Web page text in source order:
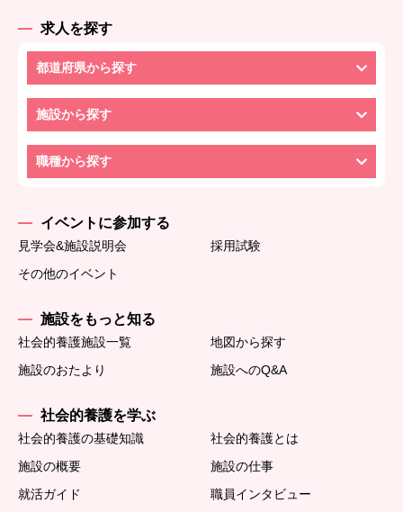
求人を探す
都道府県から探す
施設から探す
職種から探す
イベントに参加する
見学会&施設説明会
採用試験
その他のイベント
施設をもっと知る
社会的養護施設一覧
地図から探す
施設のおたより
施設へのQ&A
社会的養護を学ぶ
社会的養護の基礎知識
社会的養護とは
施設の概要
施設の仕事
就活ガイド
職員インタビュー